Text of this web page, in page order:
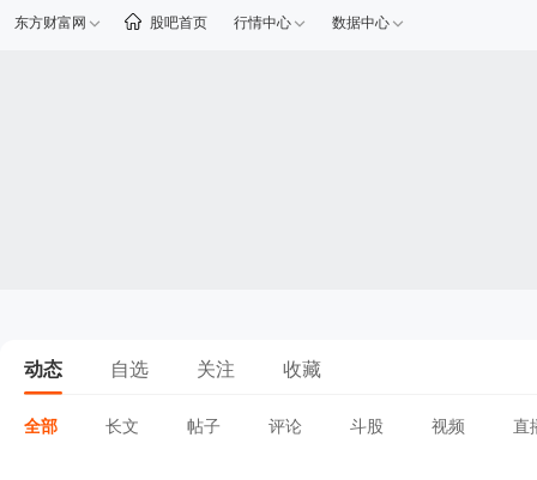
东方财富网 股吧首页 行情中心 数据中心
动态 自选 关注 收藏
全部 长文 帖子 评论 斗股 视频 直